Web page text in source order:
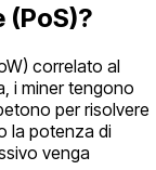
(PoS)?
correlato al
i miner tengono
per risolvere
la potenza di
venga